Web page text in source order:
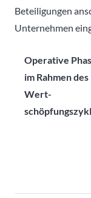
Beteiligungen
Unternehmen
Operative
im Rahmen des
Wert­